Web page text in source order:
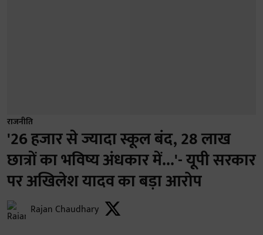
राजनीति
'26 हजार से ज्यादा स्कूल बंद, 28 लाख
छात्रों का भविष्य अंधकार में...'- यूपी सरकार
पर अखिलेश यादव का बड़ा आरोप
Rajan Chaudhary